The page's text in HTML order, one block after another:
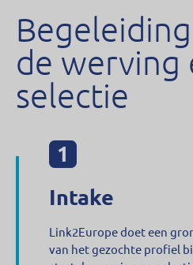
de werving
selectie
Intake
Link2Europe doet een
van het gezochte profiel